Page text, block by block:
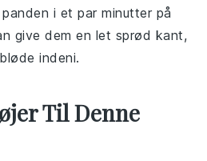
i et par minutter på
give dem en let sprød kant,
indeni.
Til Denne